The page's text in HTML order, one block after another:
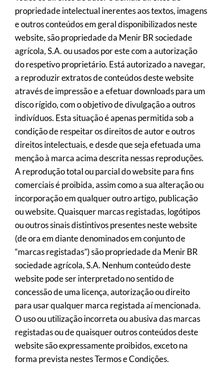
propriedade intelectual inerentes aos textos, imagens
e outros conteúdos em geral disponibilizados neste
website, são propriedade da Menir BR sociedade
agrícola, S.A. ou usados por este com a autorização
do respetivo proprietário. Está autorizado a navegar,
a reproduzir extratos de conteúdos deste website
através de impressão e a efetuar downloads para um
disco rígido, com o objetivo de divulgação a outros
indivíduos. Esta situação é apenas permitida sob a
condição de respeitar os direitos de autor e outros
direitos intelectuais, e desde que seja efetuada uma
menção à marca acima descrita nessas reproduções.
A reprodução total ou parcial do website para fins
comerciais é proibida, assim como a sua alteração ou
incorporação em qualquer outro artigo, publicação
ou website. Quaisquer marcas registadas, logótipos
ou outros sinais distintivos presentes neste website
(de ora em diante denominados em conjunto de
“marcas registadas”) são propriedade da Menir BR
sociedade agrícola, S.A. Nenhum conteúdo deste
website pode ser interpretado no sentido de
concessão de uma licença, autorização ou direito
para usar qualquer marca registada aí mencionada.
O uso ou utilização incorreta ou abusiva das marcas
registadas ou de quaisquer outros conteúdos deste
website são expressamente proibidos, exceto na
forma prevista nestes Termos e Condições.